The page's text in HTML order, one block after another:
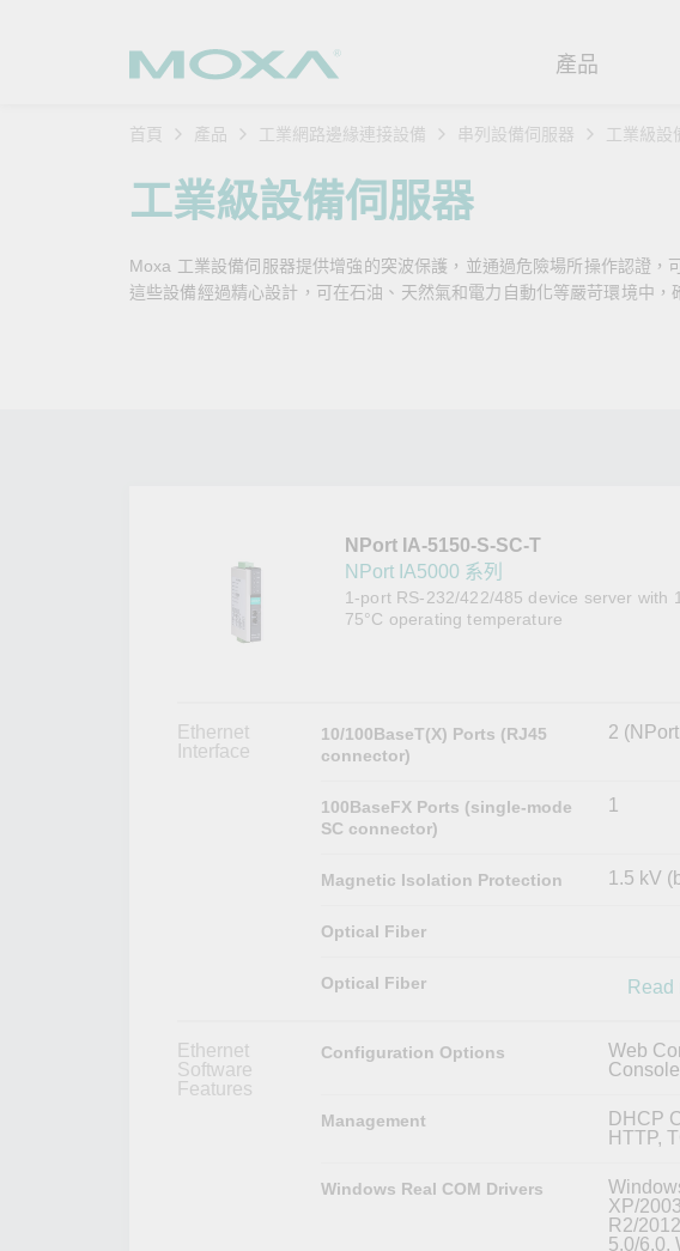
產品
安全路由器
網路安全設備
軌道運輸
產品 FAQs
緣起與創新
新聞與活動
首頁 產品 工業網路邊緣連接設備 串列設備伺服器 工業級設
工業級設備伺服器
Moxa 工業設備伺服器提供增強的突波保護，並通過危險場所操作認證，
這些設備經過精心設計，可在石油、天然氣和電力自動化等嚴苛環境中，
NPort IA-5150-S-SC-T
NPort IA5000 系列
1-port RS-232/422/485 device server
75°C operating temperature
Ethernet
Interface
10/100BaseT(X) Ports (RJ45
connector)
2
100BaseFX Ports (single-mode
SC connector)
1
Magnetic Isolation Protection 1.5 kV
Optical Fiber
Optical Fiber Read
Ethernet
Software
Features
Configuration Options
Web
Console
Management
DHCP
HTTP,
Windows Real COM Drivers
XP/
R2/
5.0/6.0,